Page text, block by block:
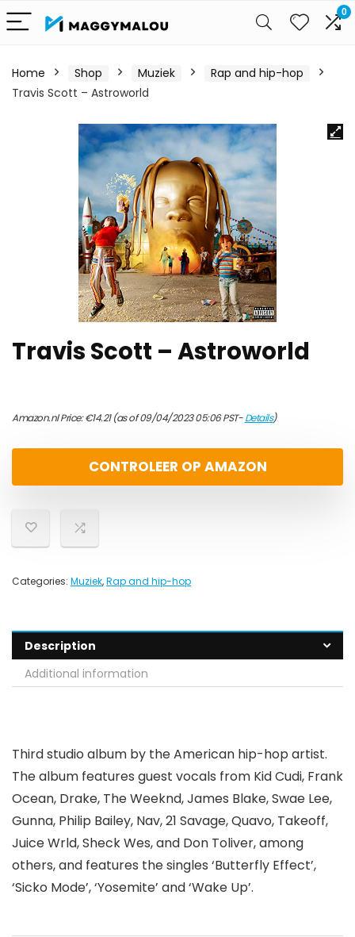
0
Home Shop Muziek
Rap and hip-hop
Travis Scott – Astroworld
Travis Scott – Astroworld
Amazon.nl Price:€14.21(as of 09/04/2023 05:06 PST-Details)
CONTROLEER OP AMAZON
Categories: Muziek,Rap and hip-hop
Description
Additional information
Third studio album by the American hip-hop artist.
The album features guest vocals from Kid Cudi, Frank
Ocean, Drake, The Weeknd, James Blake, Swae Lee,
Gunna, Philip Bailey, Nav, 21 Savage, Quavo, Takeoff,
Juice Wrld, Sheck Wes, and Don Toliver, among
others, and features the singles ‘Butterfly Effect’,
‘Sicko Mode’, ‘Yosemite’ and ‘Wake Up’.